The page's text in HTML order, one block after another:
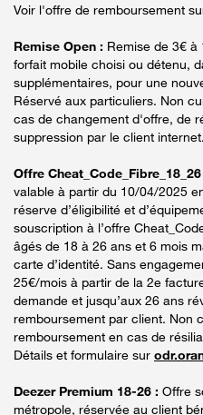
Voir l'offre de remboursement
Remise Open : Remise de 3€
forfait mobile choisi ou détenu,
supplémentaires, pour une
Réservé aux particuliers. Non
cas de changement d'offre, de
suppression par le client internet.
Offre Cheat_Code_Fibre_18_26
valable à partir du 10/04/2025
réserve d’éligibilité et
souscription à l’offre
âgés de 18 à 26 ans et 6 mois
carte d’identité. Sans
25€/mois à partir de la 2e
demande et jusqu’aux 26 ans
remboursement par client. Non
remboursement en cas de
Détails et formulaire sur
Deezer Premium 18-26 : Offre
métropole, réservée au client